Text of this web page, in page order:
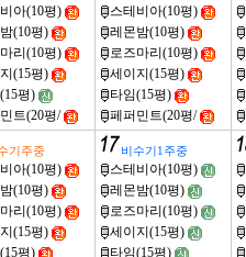
아(10평)
(10평)
리(10평)
(15평)
평)
트(20평/
스테비아(10평)
레몬밤(10평)
로즈마리(10평)
세이지(15평)
타임(15평)
페퍼민트(20평/
기주중
아(10평)
(10평)
리(10평)
(15평)
평)
비수기1주중
스테비아(10평)
레몬밤(10평)
로즈마리(10평)
세이지(15평)
타임(15평)